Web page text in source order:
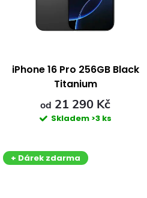
iPhone 16 Pro 256GB Black
Titanium
od 21 290 Kč
Skladem >3 ks
+ Dárek zdarma